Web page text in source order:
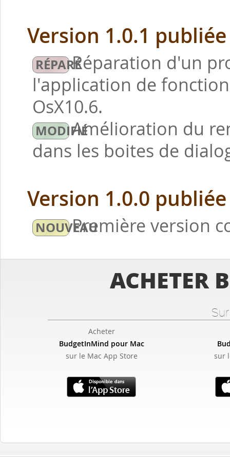
Version 1.0.1
Réparation d'un
l'application de
OsX10.6.
Amélioration du
dans les boites de
Version 1.0.0
Première version
ACHETER
Acheter
BudgetInMind pour Mac
sur le Mac App Store
sur